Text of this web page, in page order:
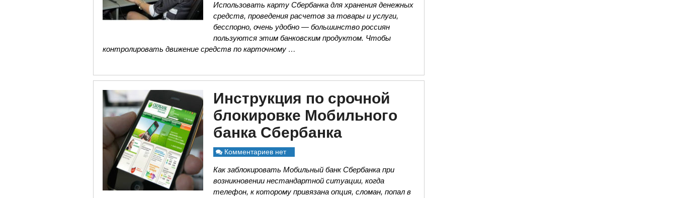
Использовать карту Сбербанка для хранения денежных
средств, проведения расчетов за товары и услуги,
бесспорно, очень удобно — большинство россиян
пользуются этим банковским продуктом. Чтобы
контролировать движение средств по карточному …
Инструкция по срочной
блокировке Мобильного
банка Сбербанка
Комментариев нет
Как заблокировать Мобильный банк Сбербанка при
возникновении нестандартной ситуации, когда
телефон, к которому привязана опция, сломан, попал в